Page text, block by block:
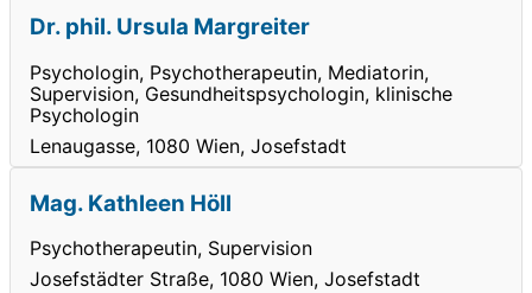
Dr. phil. Ursula Margreiter
Psychologin, Psychotherapeutin, Mediatorin,
Supervision, Gesundheitspsychologin, klinische
Psychologin
Lenaugasse, 1080 Wien, Josefstadt
Mag. Kathleen Höll
Psychotherapeutin, Supervision
Josefstädter Straße, 1080 Wien, Josefstadt